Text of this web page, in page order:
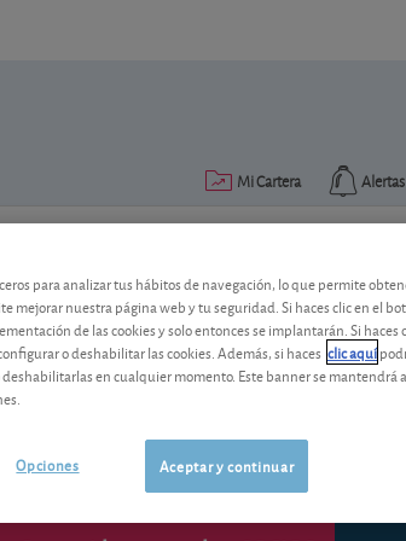
Alertas
Mi Cartera
Newton Higher Income
Tras la mejora observada en la gestión
para analizar tus hábitos de navegación, lo que permite
mejorar nuestra página web y tu seguridad. Si haces clic en el
de las cookies y solo entonces se implantarán. Si haces
o deshabilitar las cookies. Además, si haces clic aquí
en cualquier momento. Este banner se mantendrá
Aceptar y continuar
Opciones